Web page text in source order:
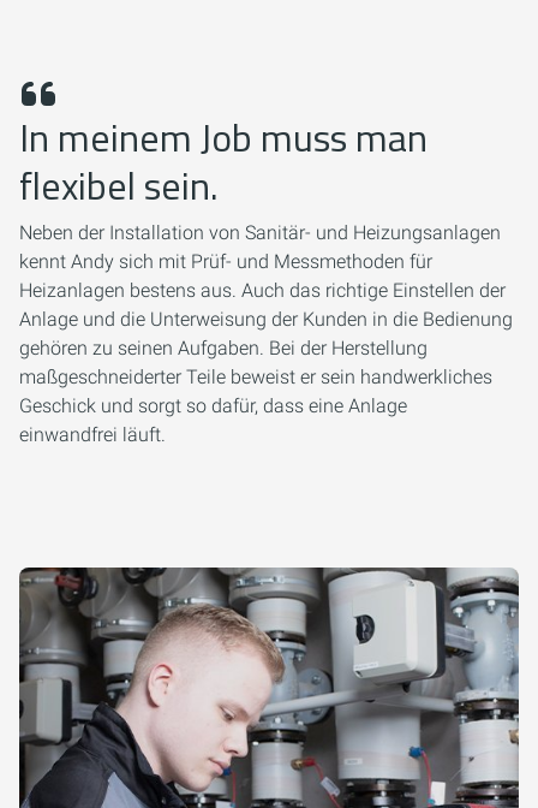
In meinem Job muss man
flexibel sein.
Neben der Installation von Sanitär- und Heizungsanlagen
kennt Andy sich mit Prüf- und Messmethoden für
Heizanlagen bestens aus. Auch das richtige Einstellen der
Anlage und die Unterweisung der Kunden in die Bedienung
gehören zu seinen Aufgaben. Bei der Herstellung
maßgeschneiderter Teile beweist er sein handwerkliches
Geschick und sorgt so dafür, dass eine Anlage
einwandfrei läuft.